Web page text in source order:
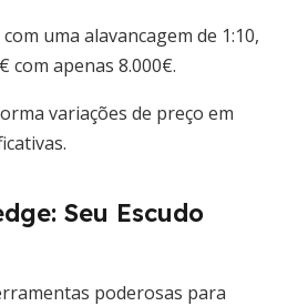
uma alavancagem de 1:10,
com apenas 8.000€.
variações de preço em
Seu Escudo
poderosas para